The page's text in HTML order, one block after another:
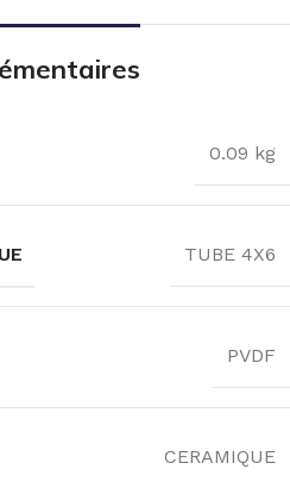
0.09 kg
TUBE 4X6
PVDF
CERAMIQUE